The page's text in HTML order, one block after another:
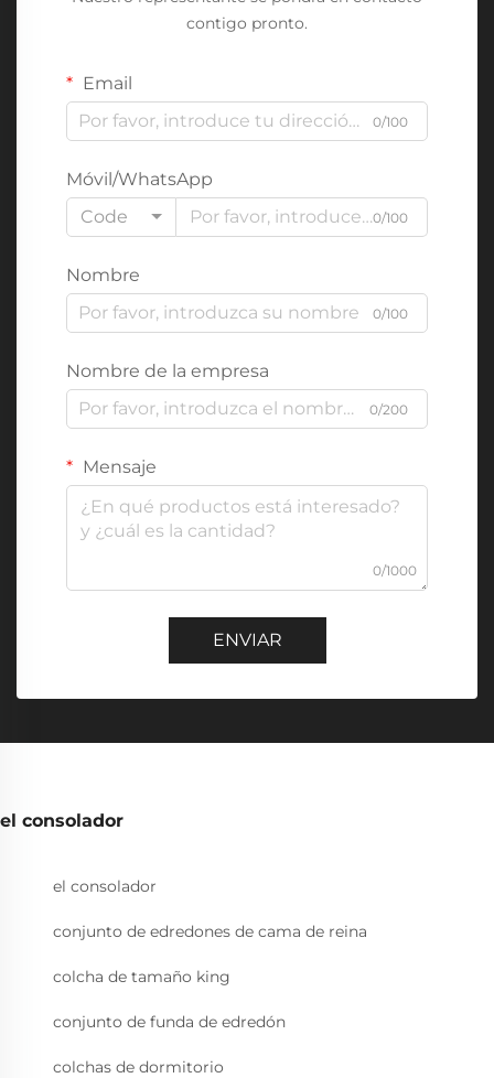
contigo pronto.
Email
0/100
Móvil/WhatsApp
Code
0/100
Nombre
0/100
Nombre de la empresa
0/200
Mensaje
0/1000
ENVIAR
el consolador
el consolador
conjunto de edredones de cama de reina
colcha de tamaño king
conjunto de funda de edredón
colchas de dormitorio